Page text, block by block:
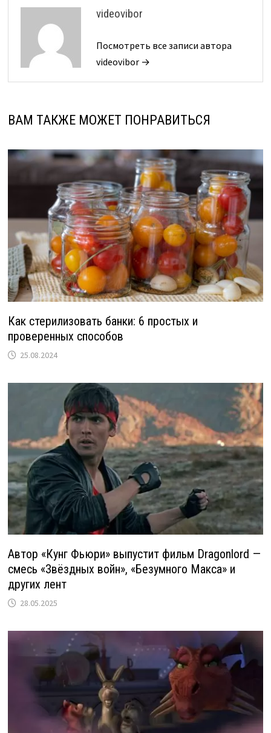
videovibor
Посмотреть все записи автора
videovibor →
ВАМ ТАКЖЕ МОЖЕТ ПОНРАВИТЬСЯ
Как стерилизовать банки: 6 простых и
проверенных способов
25.08.2024
Автор «Кунг Фьюри» выпустит фильм Dragonlord —
смесь «Звёздных войн», «Безумного Макса» и
других лент
28.05.2025